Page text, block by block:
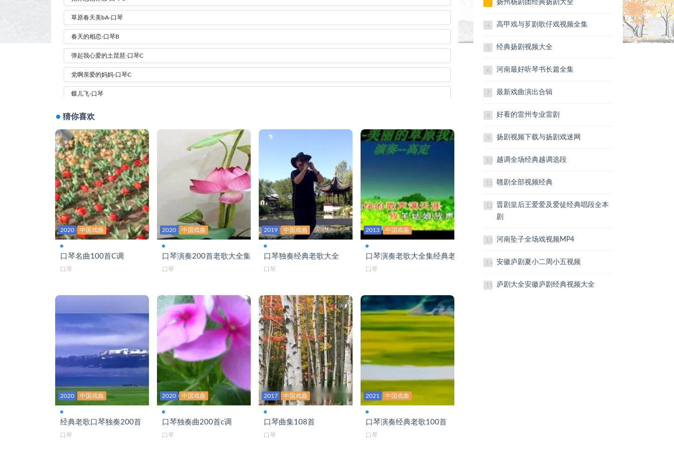
口琴C有一种感觉-口琴C又是一年桃花
夜-口琴葬心-口琴怎么开心怎么活-口
C最美的歌儿唱给妈妈-口琴演奏
戏曲大全网www.quyi8.com
草原春天美bA-口琴
春天的相恋-口琴B
弹起我心爱的土琵琶-口琴C
党啊亲爱的妈妈-口琴C
蝶儿飞-口琴
儿女们心中妈妈最伟大-口琴bB
哥哥不是人-口琴
红枣树-口琴C
欢乐颂-口琴C
婚誓-口琴c
家乡的小河C-口琴
见字如面-口琴B
酒醉的雨滴bA-口琴
妈妈留给我一首歌-口琴B
男人醉女人累-口琴C
你还是从前的你吗-口琴
你莫走-口琴bB
你是我的家-口琴C
猜你喜欢
2020 中国戏曲
口琴名曲100首C调
口琴
2020 中国戏曲
口琴演奏200首老歌大全集
口琴
2019 中国戏曲
口琴独奏经典老歌大全
口琴
2013 中国戏曲
口琴演奏老歌大全集经典老歌口琴版
口琴
2020 中国戏曲
经典老歌口琴独奏200首
口琴
2020 中国戏曲
口琴独奏曲200首c调
口琴
2017 中国戏曲
口琴曲集108首
口琴
2021 中国戏曲
口琴演奏经典老歌100首
口琴
3 扬州杨剧团经典扬剧大全
4 高甲戏与芗剧歌仔戏视频全集
5 经典扬剧视频大全
6 河南最好听琴书长篇全集
7 最新戏曲演出合辑
8 好看的雷州专业雷剧
9 扬剧视频下载与扬剧戏迷网
10 越调全场经典越调选段
11 赣剧全部视频经典
12
晋剧皇后王爱爱及爱徒经典唱段全本
剧
13 河南坠子全场戏视频MP4
14 安徽庐剧夏小二周小五视频
15 庐剧大全安徽庐剧经典视频大全